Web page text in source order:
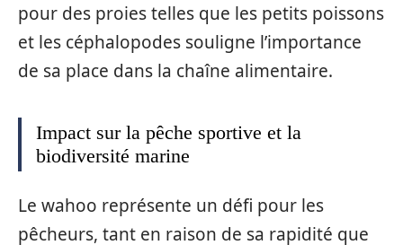
pour des proies telles que les petits poissons
et les céphalopodes souligne l’importance
de sa place dans la chaîne alimentaire.
Impact sur la pêche sportive et la
biodiversité marine
Le wahoo représente un défi pour les
pêcheurs, tant en raison de sa rapidité que